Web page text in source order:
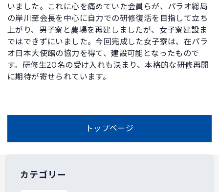
いました。これに心を痛めていた会員らが、パラオ総局
の岸川至会長を中心に自力での研修復活を目指して立ち
上がり、男子寮と農場を再建しましたが、女子寮建設ま
ではできずにいました。今回完成した女子寮は、在パラ
オ日本大使館の協力を得て、建設可能となったもので
す。研修生20名の受け入れも決まり、本格的な研修再開
に期待が寄せられています。
トップページ
カテゴリー